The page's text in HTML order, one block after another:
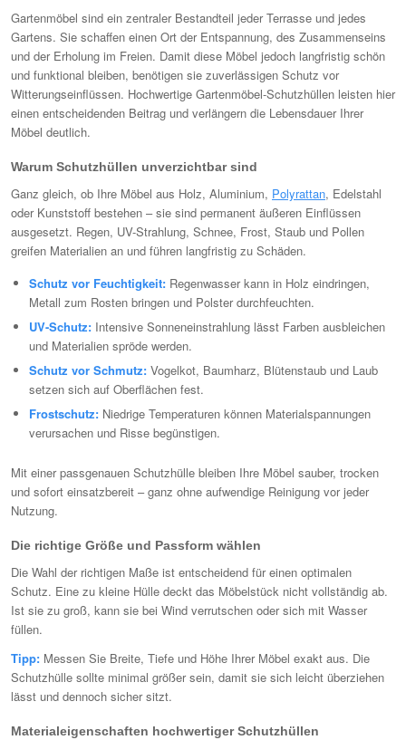
Gartenmöbel sind ein zentraler Bestandteil jeder Terrasse und jedes
Gartens. Sie schaffen einen Ort der Entspannung, des Zusammenseins
und der Erholung im Freien. Damit diese Möbel jedoch langfristig schön
und funktional bleiben, benötigen sie zuverlässigen Schutz vor
Witterungseinflüssen. Hochwertige Gartenmöbel-Schutzhüllen leisten hier
einen entscheidenden Beitrag und verlängern die Lebensdauer Ihrer
Möbel deutlich.
Warum Schutzhüllen unverzichtbar sind
Ganz gleich, ob Ihre Möbel aus Holz, Aluminium, Polyrattan, Edelstahl
oder Kunststoff bestehen – sie sind permanent äußeren Einflüssen
ausgesetzt. Regen, UV-Strahlung, Schnee, Frost, Staub und Pollen
greifen Materialien an und führen langfristig zu Schäden.
Schutz vor Feuchtigkeit: Regenwasser kann in Holz eindringen,
Metall zum Rosten bringen und Polster durchfeuchten.
UV-Schutz: Intensive Sonneneinstrahlung lässt Farben ausbleichen
und Materialien spröde werden.
Schutz vor Schmutz: Vogelkot, Baumharz, Blütenstaub und Laub
setzen sich auf Oberflächen fest.
Frostschutz: Niedrige Temperaturen können Materialspannungen
verursachen und Risse begünstigen.
Mit einer passgenauen Schutzhülle bleiben Ihre Möbel sauber, trocken
und sofort einsatzbereit – ganz ohne aufwendige Reinigung vor jeder
Nutzung.
Die richtige Größe und Passform wählen
Die Wahl der richtigen Maße ist entscheidend für einen optimalen
Schutz. Eine zu kleine Hülle deckt das Möbelstück nicht vollständig ab.
Ist sie zu groß, kann sie bei Wind verrutschen oder sich mit Wasser
füllen.
Tipp: Messen Sie Breite, Tiefe und Höhe Ihrer Möbel exakt aus. Die
Schutzhülle sollte minimal größer sein, damit sie sich leicht überziehen
lässt und dennoch sicher sitzt.
Materialeigenschaften hochwertiger Schutzhüllen